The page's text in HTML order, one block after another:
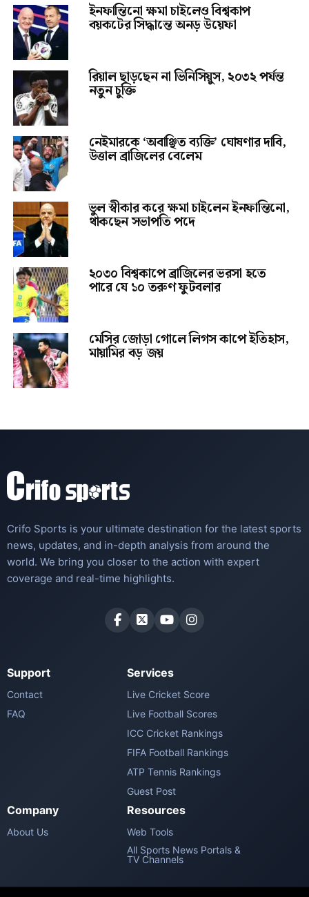
ইনফান্তিনো ক্ষমা চাইলেও বিশ্বকাপ
বয়কটের সিদ্ধান্তে অনড় উয়েফা
রিয়াল ছাড়ছেন না ভিনিসিয়ুস, ২০৩২ পর্যন্ত
নতুন চুক্তি
নেইমারকে ‘অবাঞ্ছিত ব্যক্তি’ ঘোষণার দাবি,
উত্তাল ব্রাজিলের বেলেম
ভুল স্বীকার করে ক্ষমা চাইলেন ইনফান্তিনো,
থাকছেন সভাপতি পদে
২০৩০ বিশ্বকাপে ব্রাজিলের ভরসা হতে
পারে যে ১০ তরুণ ফুটবলার
মেসির জোড়া গোলে লিগস কাপে ইতিহাস,
মায়ামির বড় জয়
Crifo Sports is your ultimate destination for the latest sports
news, updates, and in-depth analysis from around the
world. We bring you closer to the action with expert
coverage and real-time highlights.
Support
Contact
FAQ
Services
Live Cricket Score
Live Football Scores
ICC Cricket Rankings
FIFA Football Rankings
ATP Tennis Rankings
Guest Post
Company
About Us
Resources
Web Tools
All Sports News Portals &
TV Channels